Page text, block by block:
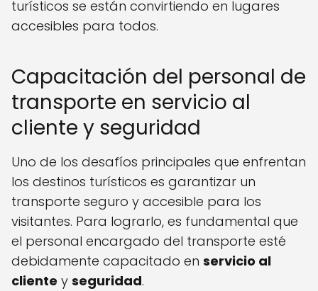
turísticos se están convirtiendo en lugares
accesibles para todos.
Capacitación del personal de
transporte en servicio al
cliente y seguridad
Uno de los desafíos principales que enfrentan
los destinos turísticos es garantizar un
transporte seguro y accesible para los
visitantes. Para lograrlo, es fundamental que
el personal encargado del transporte esté
debidamente capacitado en servicio al
cliente y seguridad.